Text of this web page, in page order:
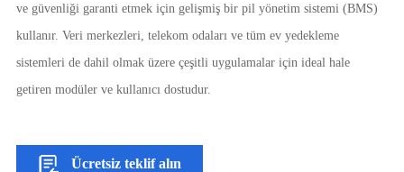
ve güvenliği garanti etmek için gelişmiş bir pil yönetim sistemi (BMS)
kullanır. Veri merkezleri, telekom odaları ve tüm ev yedekleme
sistemleri de dahil olmak üzere çeşitli uygulamalar için ideal hale
getiren modüler ve kullanıcı dostudur.
Ücretsiz teklif alın